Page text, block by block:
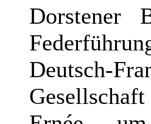
Dorstener
Deutsch-